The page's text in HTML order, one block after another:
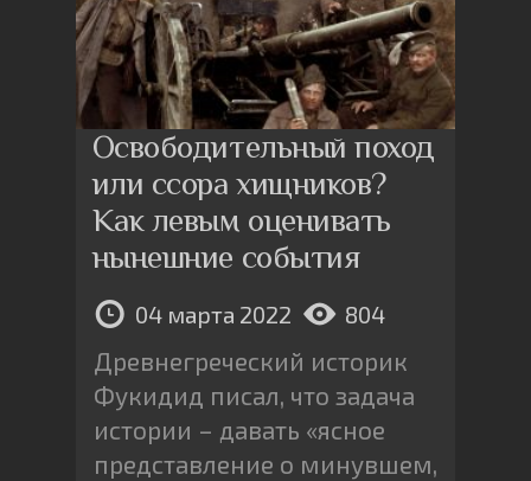
Освободительный поход
или ссора хищников?
Как левым оценивать
нынешние события
04 марта 2022 804
Древнегреческий историк
Фукидид писал, что задача
истории – давать «ясное
представление о минувшем,